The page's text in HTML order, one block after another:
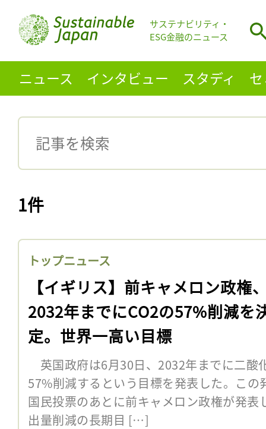
サステナビリティ・
ESG金融のニュース
ニュース インタビュー スタディ
1件
トップニュース
【イギリス】前キャメロン政権
2032年までにCO2の57%削減を
定。世界一高い目標
英国政府は6月30日、2032年までに二酸
57%削減するという目標を発表した。この
国民投票のあとに前キャメロン政権が発
出量削減の長期目 […]